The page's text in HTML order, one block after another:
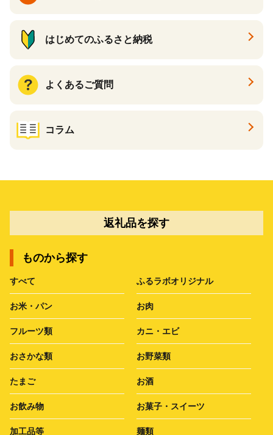
はじめてのふるさと納税
よくあるご質問
コラム
返礼品を探す
ものから探す
すべて ふるラボオリジナル
お米・パン お肉
フルーツ類 カニ・エビ
おさかな類 お野菜類
たまご お酒
お飲み物 お菓子・スイーツ
加工品等 麺類